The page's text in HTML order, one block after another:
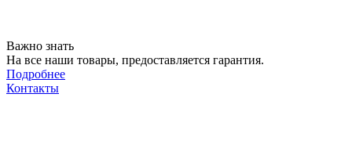
Важно знать
На все наши товары, предоставляется гарантия.
Подробнее
Контакты